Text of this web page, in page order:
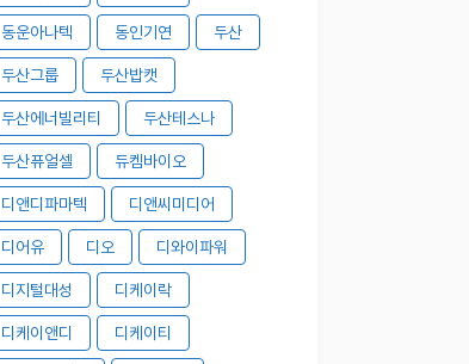
동운아나텍 동인기연 두산
두산그룹 두산밥캣
두산에너빌리티 두산테스나
두산퓨얼셀 듀켐바이오
디앤디파마텍 디앤씨미디어
디어유 디오 디와이파워
디지털대성 디케이락
디케이앤디 디케이티